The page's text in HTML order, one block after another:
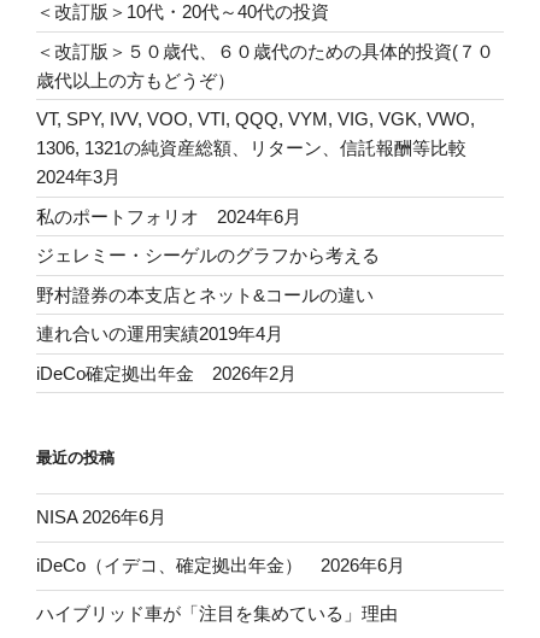
＜改訂版＞10代・20代～40代の投資
＜改訂版＞５０歳代、６０歳代のための具体的投資(７０
歳代以上の方もどうぞ）
VT, SPY, IVV, VOO, VTI, QQQ, VYM, VIG, VGK, VWO,
1306, 1321の純資産総額、リターン、信託報酬等比較
2024年3月
私のポートフォリオ 2024年6月
ジェレミー・シーゲルのグラフから考える
野村證券の本支店とネット&コールの違い
連れ合いの運用実績2019年4月
iDeCo確定拠出年金 2026年2月
最近の投稿
NISA 2026年6月
iDeCo（イデコ、確定拠出年金） 2026年6月
ハイブリッド車が「注目を集めている」理由